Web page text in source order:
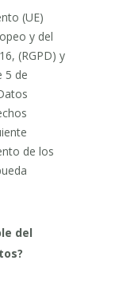
(UE)
y del
(RGPD) y
5 de
de los
del